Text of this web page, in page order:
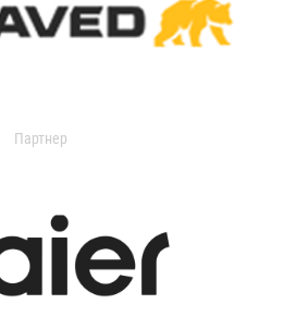
Партнер